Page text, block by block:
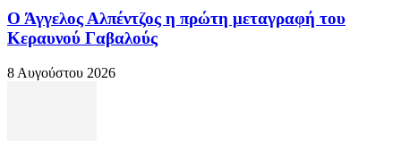
Ο Άγγελος Αλπέντζος η πρώτη μεταγραφή του
Κεραυνού Γαβαλούς
8 Αυγούστου 2026